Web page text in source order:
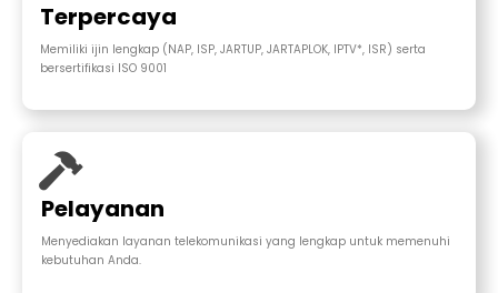
Terpercaya
Memiliki ijin lengkap (NAP, ISP, JARTUP, JARTAPLOK, IPTV*, ISR) serta
bersertifikasi ISO 9001
Pelayanan
Menyediakan layanan telekomunikasi yang lengkap untuk memenuhi
kebutuhan Anda.